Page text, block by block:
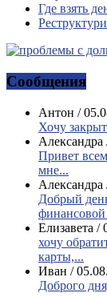
Где взять
Сообщения
Антон /
Хочу
Александра
Привет
мне...
Александра
Добрый
Елизавета /
хочу
карты,...
Иван /
Доброго